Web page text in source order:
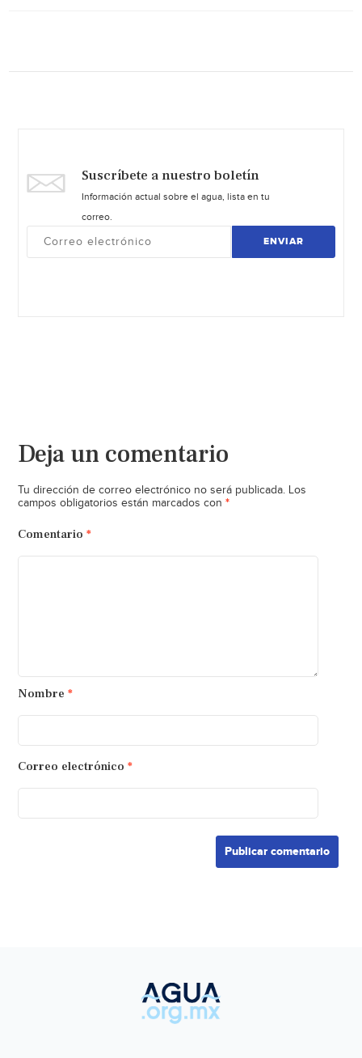
Suscríbete a nuestro boletín
Información actual sobre el agua, lista en tu
correo.
ENVIAR
Deja un comentario
Tu dirección de correo electrónico no será publicada. Los
campos obligatorios están marcados con *
Comentario *
Nombre *
Correo electrónico *